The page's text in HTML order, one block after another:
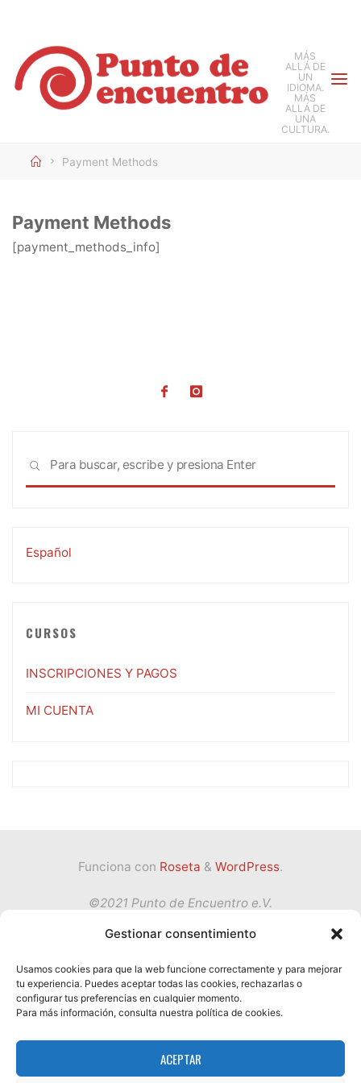
Gestionar consentimiento
Usamos cookies para que la web funcione correctamente y para mejorar
tu experiencia. Puedes aceptar todas las cookies, rechazarlas o
configurar tus preferencias en cualquier momento.
Para más información, consulta nuestra política de cookies.
ACEPTAR
contenido
MÁS
ALLÁ DE
UN
IDIOMA.
MÁS
ALLÁ DE
UNA
CULTURA.
InicioPayment Methods
Payment Methods
[payment_methods_info]
BUSCAR
Español
CURSOS
INSCRIPCIONES Y PAGOS
MI CUENTA
Funciona con Roseta & WordPress.
©2021 Punto de Encuentro e.V.
Política de privacidad
Condiciones de Servicio
Términos y condiciones
Volver
arriba